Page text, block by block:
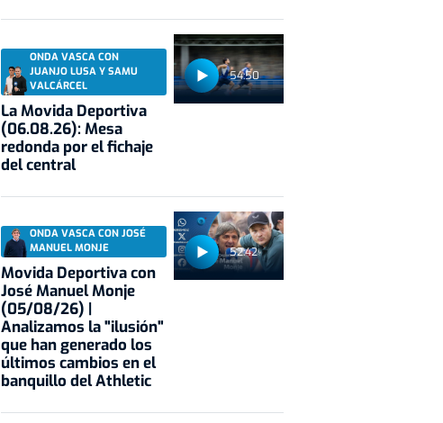
54:50
ONDA VASCA CON
JUANJO LUSA Y SAMU
VALCÁRCEL
La Movida Deportiva
(06.08.26): Mesa
redonda por el fichaje
del central
52:42
ONDA VASCA CON JOSÉ
MANUEL MONJE
Movida Deportiva con
José Manuel Monje
(05/08/26) |
Analizamos la "ilusión"
que han generado los
últimos cambios en el
banquillo del Athletic